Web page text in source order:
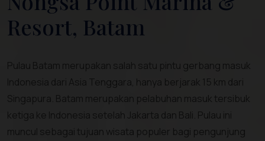
Resort, Batam
Pulau Batam merupakan salah satu pintu gerbang masuk
Indonesia dari Asia Tenggara, hanya berjarak 15 km dari
Singapura. Batam merupakan pelabuhan masuk tersibuk
ketiga ke Indonesia setelah Jakarta dan Bali. Pulau ini
muncul sebagai tujuan wisata populer bagi pengunjung